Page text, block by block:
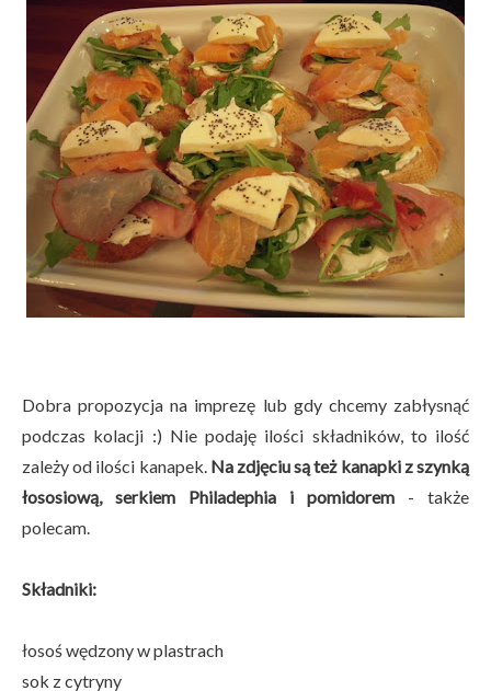
Dobra propozycja na imprezę lub gdy chcemy zabłysnąć
podczas kolacji :) Nie podaję ilości składników, to ilość
zależy od ilości kanapek. Na zdjęciu są też kanapki z szynką
łososiową, serkiem Philadephia i pomidorem - także
polecam.
Składniki:
łosoś wędzony w plastrach
sok z cytryny